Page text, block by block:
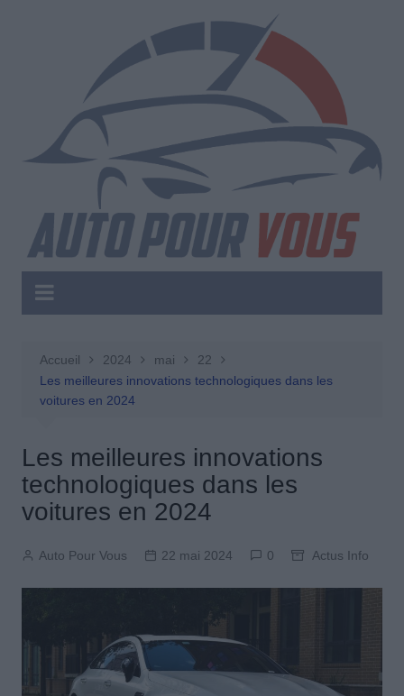
Accueil 2024 mai
22
Les meilleures innovations technologiques dans les
voitures en 2024
Les meilleures innovations
technologiques dans les
voitures en 2024
Auto Pour Vous 22 mai 2024 0 Actus Info